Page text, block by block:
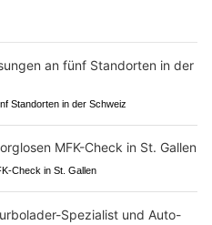
Standorten in der Schweiz
Check in St. Gallen